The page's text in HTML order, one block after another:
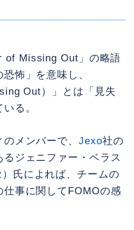
of Missing Out」の略語
怖」を意味し、
Out）」とは「見失
る。
のメンバーで、Jexo社の
ジェニファー・ベラス
氏によれば、チームの
事に関してFOMOの感